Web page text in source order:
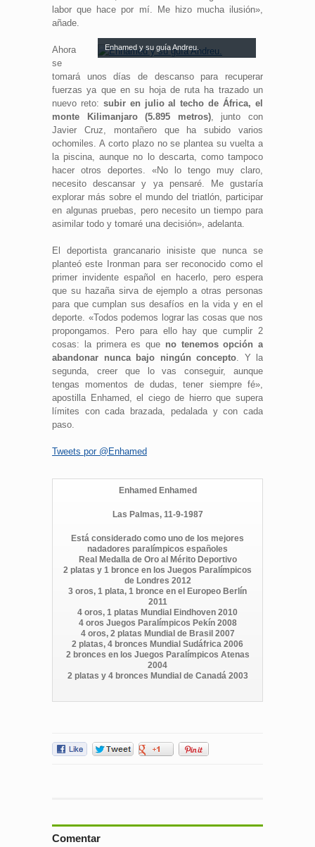
labor que hace por mí. Me hizo mucha ilusión»,
añade.
Enhamed y su guía Andreu.
Ahora
se
tomará unos días de descanso para recuperar
fuerzas ya que en su hoja de ruta ha trazado un
nuevo reto: subir en julio al techo de África, el
monte Kilimanjaro (5.895 metros), junto con
Javier Cruz, montañero que ha subido varios
ochomiles. A corto plazo no se plantea su vuelta a
la piscina, aunque no lo descarta, como tampoco
hacer otros deportes. «No lo tengo muy claro,
necesito descansar y ya pensaré. Me gustaría
explorar más sobre el mundo del triatlón, participar
en algunas pruebas, pero necesito un tiempo para
asimilar todo y tomaré una decisión», adelanta.
El deportista grancanario inisiste que nunca se
planteó este Ironman para ser reconocido como el
primer invidente español en hacerlo, pero espera
que su hazaña sirva de ejemplo a otras personas
para que cumplan sus desafíos en la vida y en el
deporte. «Todos podemos lograr las cosas que nos
propongamos. Pero para ello hay que cumplir 2
cosas: la primera es que no tenemos opción a
abandonar nunca bajo ningún concepto. Y la
segunda, creer que lo vas conseguir, aunque
tengas momentos de dudas, tener siempre fé»,
apostilla Enhamed, el ciego de hierro que supera
límites con cada brazada, pedalada y con cada
paso.
Tweets por @Enhamed
Enhamed Enhamed
Las Palmas, 11-9-1987
Está considerado como uno de los mejores
nadadores paralímpicos españoles
Real Medalla de Oro al Mérito Deportivo
2 platas y 1 bronce en los Juegos Paralímpicos
de Londres 2012
3 oros, 1 plata, 1 bronce en el Europeo Berlín
2011
4 oros, 1 platas Mundial Eindhoven 2010
4 oros Juegos Paralímpicos Pekín 2008
4 oros, 2 platas Mundial de Brasil 2007
2 platas, 4 bronces Mundial Sudáfrica 2006
2 bronces en los Juegos Paralímpicos Atenas
2004
2 platas y 4 bronces Mundial de Canadá 2003
Comentar